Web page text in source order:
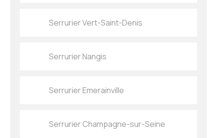
Serrurier Vert-Saint-Denis
Serrurier Nangis
Serrurier Emerainville
Serrurier Champagne-sur-Seine